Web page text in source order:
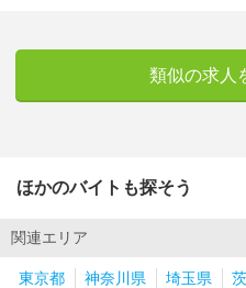
類似の求人
ほかのバイトも探そう
関連エリア
東京都 神奈川県 埼玉県